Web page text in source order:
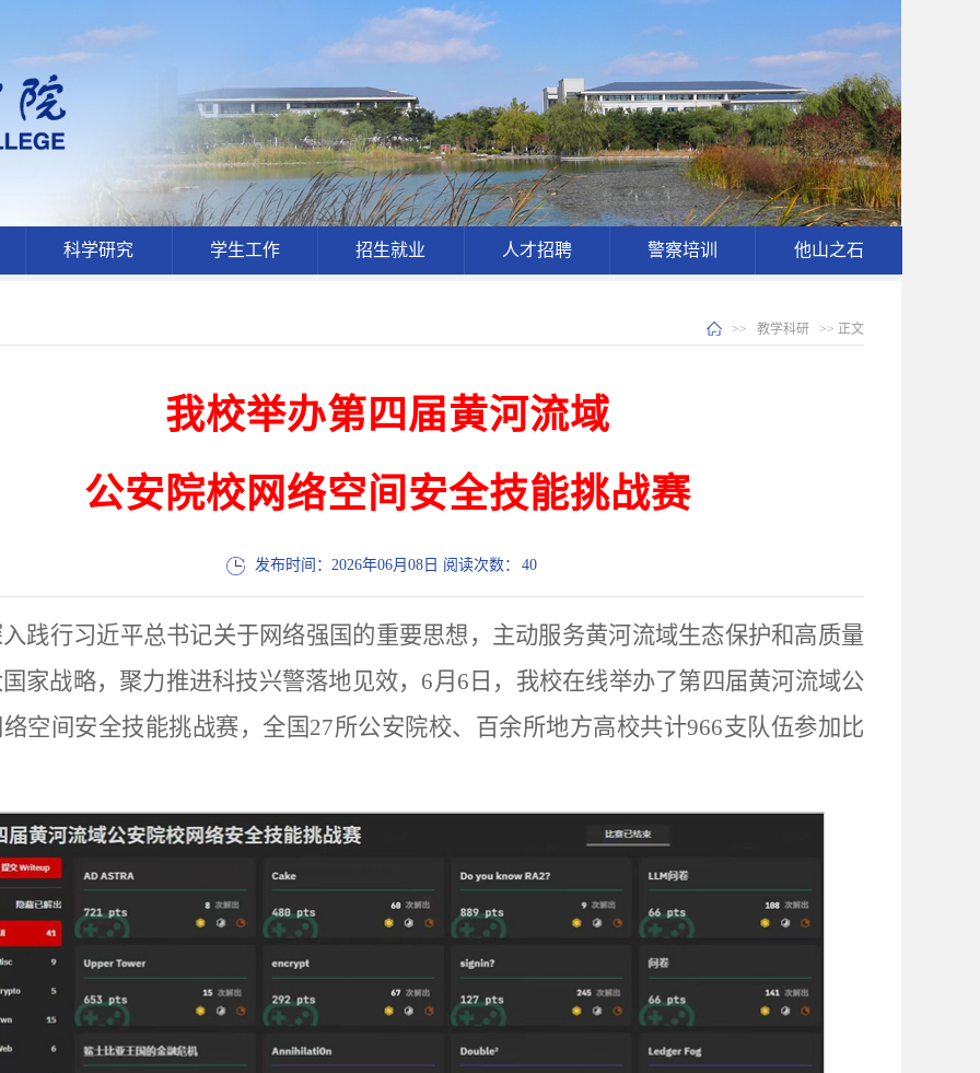
科学研究 学生工作 招生就业 人才招聘 警察培训 他山之石
>> 教学科研 >> 正文
我校举办第四届黄河流域
公安院校网络空间安全技能挑战赛
发布时间：2026年06月08日 阅读次数： 40
践行习近平总书记关于网络强国的重要思想，主动服务黄河流域生态保护和高质量
家战略，聚力推进科技兴警落地见效，6月6日，我校在线举办了第四届黄河流域公
空间安全技能挑战赛，全国27所公安院校、百余所地方高校共计966支队伍参加比